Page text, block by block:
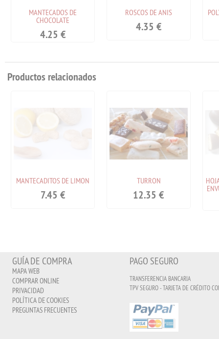
MANTECADOS DE
CHOCOLATE
4.25 €
ROSCOS DE ANIS
4.35 €
Productos relacionados
MANTECADITOS DE LIMON
7.45 €
TURRON
12.35 €
GUÍA DE COMPRA
MAPA WEB
COMPRAR ONLINE
PRIVACIDAD
POLÍTICA DE COOKIES
PREGUNTAS FRECUENTES
PAGO SEGURO
TRANSFERENCIA BANCARIA
TPV SEGURO - TARJETA DE CRÉDITO